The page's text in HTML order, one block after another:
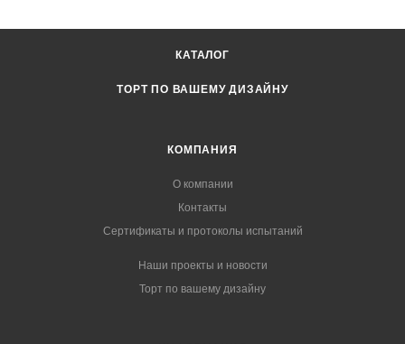
КАТАЛОГ
ТОРТ ПО ВАШЕМУ ДИЗАЙНУ
КОМПАНИЯ
О компании
Контакты
Сертификаты и протоколы испытаний
Наши проекты и новости
Торт по вашему дизайну